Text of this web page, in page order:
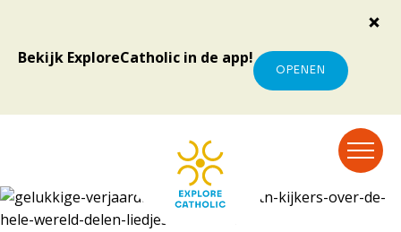
Bekijk ExploreCatholic in de app!
OPENEN